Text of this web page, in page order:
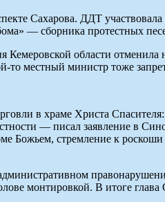
Сахарова. ДДТ
— сборника протестных
области
местный министр тоже
в храме Христа
— писал заявление в
Божьем, стремление к
монтировкой. В итоге